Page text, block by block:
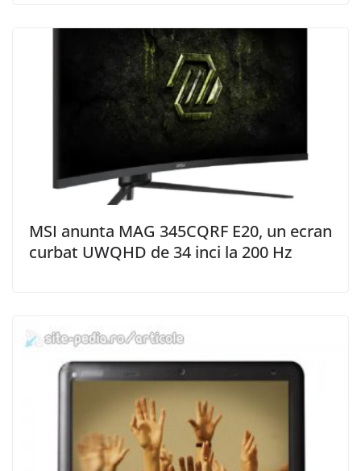
MSI anunta MAG 345CQRF E20, un ecran
curbat UWQHD de 34 inci la 200 Hz